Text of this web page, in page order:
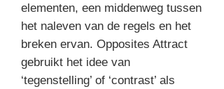
elementen, een middenweg tussen
het naleven van de regels en het
breken ervan. Opposites Attract
gebruikt het idee van
‘tegenstelling’ of ‘contrast’ als